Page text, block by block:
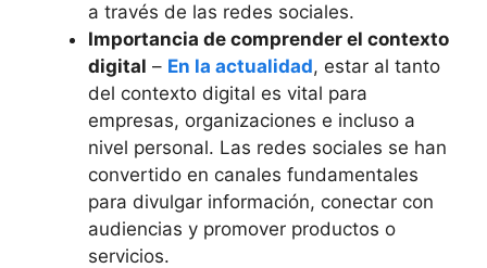
a través de las redes sociales.
Importancia de comprender el contexto
digital – En la actualidad, estar al tanto
del contexto digital es vital para
empresas, organizaciones e incluso a
nivel personal. Las redes sociales se han
convertido en canales fundamentales
para divulgar información, conectar con
audiencias y promover productos o
servicios.